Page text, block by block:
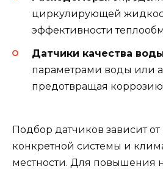
циркулирующей
эффективности
Датчики качества
параметрами воды или
предотвращая
Подбор датчиков зависит от
конкретной системы и
местности. Для повышения